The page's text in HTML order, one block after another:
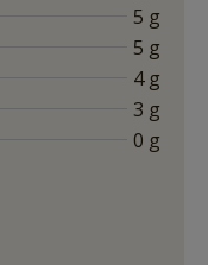
5 g
5 g
4 g
3 g
0 g